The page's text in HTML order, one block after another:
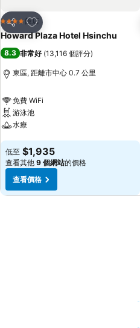
分享
加入我的最愛
4 星級 飯店
Howard Plaza Hotel Hsinchu
8.3 非常好 (13,116 個評分)
東區, 距離市中心 0.7 公里
免費 WiFi
游泳池
水療
查看價格
低至 $1,935
查看其他 9 個網站的價格
查看價格